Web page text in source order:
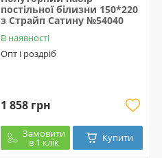
постільної білизни 150*220
з Страйп Сатину №54040
В наявності
Опт і роздріб
1 858 грн
Замовити
в 1 клік Купити